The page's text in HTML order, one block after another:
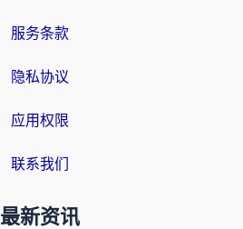
服务条款
隐私协议
应用权限
联系我们
最新资讯